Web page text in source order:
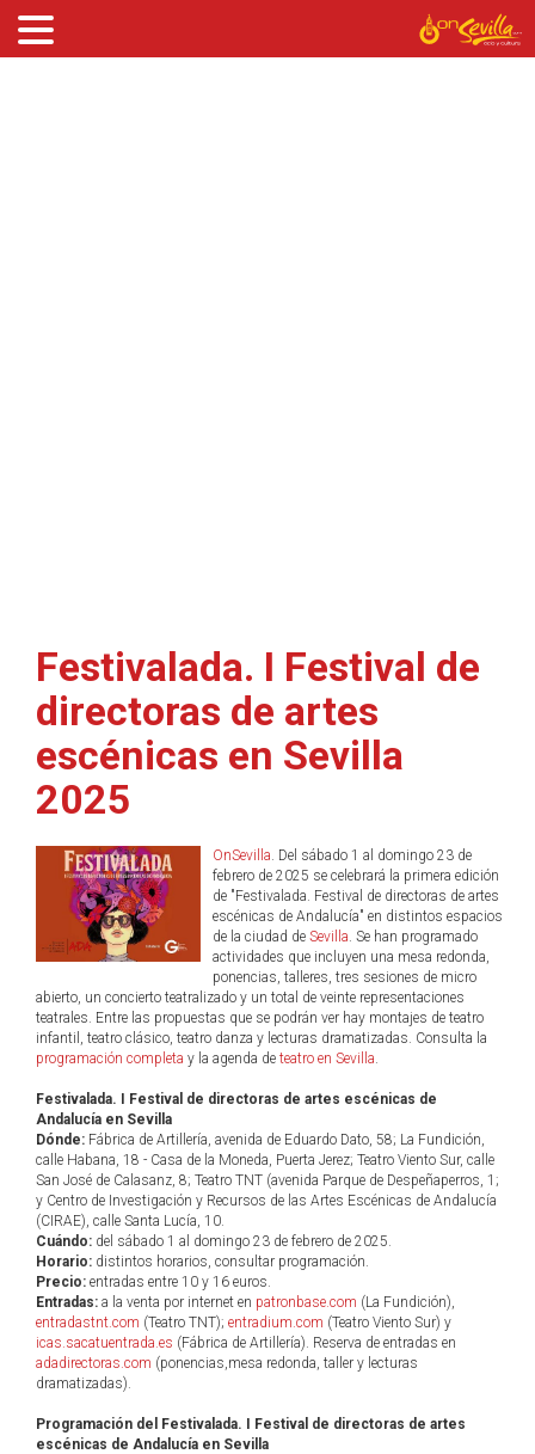
Festivalada. I Festival de
directoras de artes
escénicas en Sevilla
2025
OnSevilla. Del sábado 1 al domingo 23 de
febrero de 2025 se celebrará la primera edición
de "Festivalada. Festival de directoras de artes
escénicas de Andalucía" en distintos espacios
de la ciudad de Sevilla. Se han programado
actividades que incluyen una mesa redonda,
ponencias, talleres, tres sesiones de micro
abierto, un concierto teatralizado y un total de veinte representaciones
teatrales. Entre las propuestas que se podrán ver hay montajes de teatro
infantil, teatro clásico, teatro danza y lecturas dramatizadas. Consulta la
programación completa y la agenda de teatro en Sevilla.
Festivalada. I Festival de directoras de artes escénicas de
Andalucía en Sevilla
Dónde: Fábrica de Artillería, avenida de Eduardo Dato, 58; La Fundición,
calle Habana, 18 - Casa de la Moneda, Puerta Jerez; Teatro Viento Sur, calle
San José de Calasanz, 8; Teatro TNT (avenida Parque de Despeñaperros, 1;
y Centro de Investigación y Recursos de las Artes Escénicas de Andalucía
(CIRAE), calle Santa Lucía, 10.
Cuándo: del sábado 1 al domingo 23 de febrero de 2025.
Horario: distintos horarios, consultar programación.
Precio: entradas entre 10 y 16 euros.
Entradas: a la venta por internet en patronbase.com (La Fundición),
entradastnt.com (Teatro TNT); entradium.com (Teatro Viento Sur) y
icas.sacatuentrada.es (Fábrica de Artillería). Reserva de entradas en
adadirectoras.com (ponencias,mesa redonda, taller y lecturas
dramatizadas).
Programación del Festivalada. I Festival de directoras de artes
escénicas de Andalucía en Sevilla